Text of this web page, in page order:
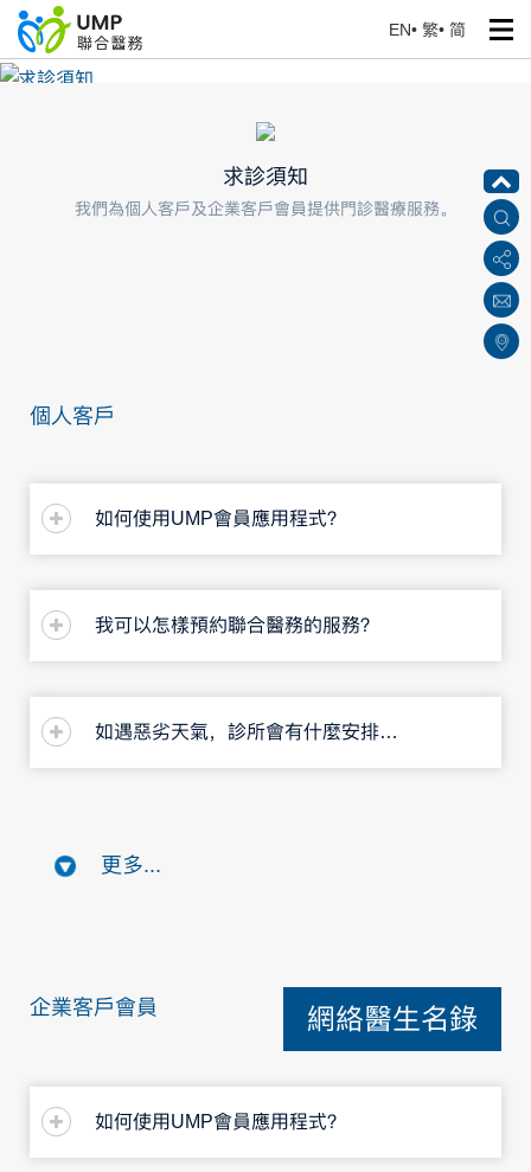
EN• 繁• 简
求診須知
求診須知
我們為個人客戶及企業客戶會員提供門診醫療服務。
個人客戶
如何使用UMP會員應用程式？
我可以怎樣預約聯合醫務的服務？
如遇惡劣天氣，診所會有什麼安排嗎？
更多...
企業客戶會員 網絡醫生名錄
如何使用UMP會員應用程式？